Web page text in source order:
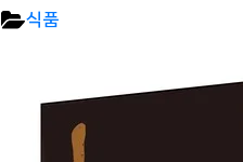
식품